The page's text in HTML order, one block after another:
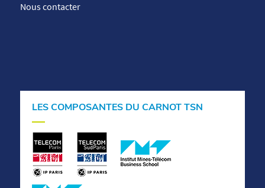
Nous contacter
LES COMPOSANTES DU CARNOT TSN